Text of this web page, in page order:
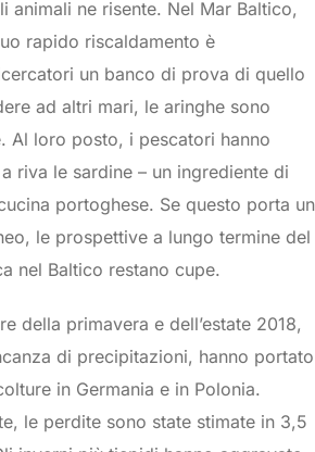
animali ne risente. Nel Mar Baltico,
rapido riscaldamento è
un banco di prova di quello
ad altri mari, le aringhe sono
Al loro posto, i pescatori hanno
riva le sardine – un ingrediente di
portoghese. Se questo porta un
le prospettive a lungo termine del
nel Baltico restano cupe.
della primavera e dell’estate 2018,
di precipitazioni, hanno portato
in Germania e in Polonia.
le perdite sono state stimate in 3,5